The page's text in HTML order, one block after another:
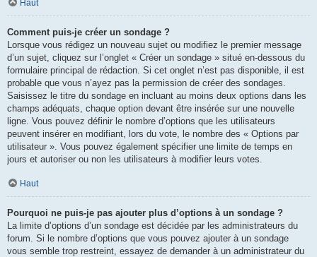
Haut
Comment puis-je créer un sondage ?
Lorsque vous rédigez un nouveau sujet ou modifiez le premier message
d’un sujet, cliquez sur l’onglet « Créer un sondage » situé en-dessous du
formulaire principal de rédaction. Si cet onglet n’est pas disponible, il est
probable que vous n’ayez pas la permission de créer des sondages.
Saisissez le titre du sondage en incluant au moins deux options dans les
champs adéquats, chaque option devant être insérée sur une nouvelle
ligne. Vous pouvez définir le nombre d’options que les utilisateurs
peuvent insérer en modifiant, lors du vote, le nombre des « Options par
utilisateur ». Vous pouvez également spécifier une limite de temps en
jours et autoriser ou non les utilisateurs à modifier leurs votes.
Haut
Pourquoi ne puis-je pas ajouter plus d’options à un sondage ?
La limite d’options d’un sondage est décidée par les administrateurs du
forum. Si le nombre d’options que vous pouvez ajouter à un sondage
vous semble trop restreint, essayez de demander à un administrateur du